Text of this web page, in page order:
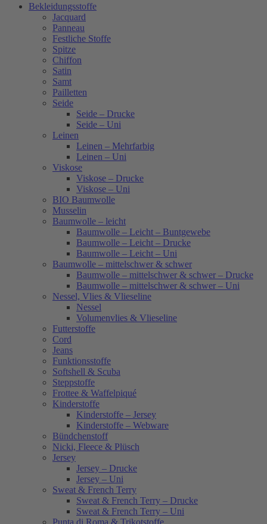
Bekleidungsstoffe
Jacquard
Panneau
Festliche Stoffe
Spitze
Chiffon
Satin
Samt
Pailletten
Seide
Seide – Drucke
Seide – Uni
Leinen
Leinen – Mehrfarbig
Leinen – Uni
Viskose
Viskose – Drucke
Viskose – Uni
BIO Baumwolle
Musselin
Baumwolle – leicht
Baumwolle – Leicht – Buntgewebe
Baumwolle – Leicht – Drucke
Baumwolle – Leicht – Uni
Baumwolle – mittelschwer & schwer
Baumwolle – mittelschwer & schwer – Drucke
Baumwolle – mittelschwer & schwer – Uni
Nessel, Vlies & Vlieseline
Nessel
Volumenvlies & Vlieseline
Futterstoffe
Cord
Jeans
Funktionsstoffe
Softshell & Scuba
Steppstoffe
Frottee & Waffelpiqué
Kinderstoffe
Kinderstoffe – Jersey
Kinderstoffe – Webware
Bündchenstoff
Nicki, Fleece & Plüsch
Jersey
Jersey – Drucke
Jersey – Uni
Sweat & French Terry
Sweat & French Terry – Drucke
Sweat & French Terry – Uni
Punta di Roma & Trikotstoffe